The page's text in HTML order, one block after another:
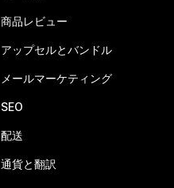
商品レビュー
アップセルとバンドル
メールマーケティング
SEO
配送
通貨と翻訳